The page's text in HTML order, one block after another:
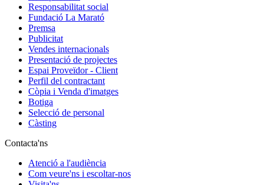
Responsabilitat social
Fundació La Marató
Premsa
Publicitat
Vendes internacionals
Presentació de projectes
Espai Proveïdor - Client
Perfil del contractant
Còpia i Venda d'imatges
Botiga
Selecció de personal
Càsting
Contacta'ns
Atenció a l'audiència
Com veure'ns i escoltar-nos